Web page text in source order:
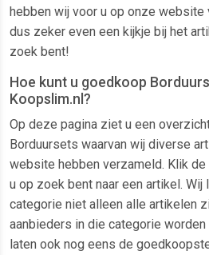
hebben wij voor u op onze website
dus zeker even een kijkje bij het
zoek bent!
Hoe kunt u goedkoop
Koopslim.nl?
Op deze pagina ziet u een
Borduursets waarvan wij diverse
website hebben verzameld. Klik de
u op zoek bent naar een artikel. Wij
categorie niet alleen alle artikelen
aanbieders in die categorie worden
laten ook nog eens de